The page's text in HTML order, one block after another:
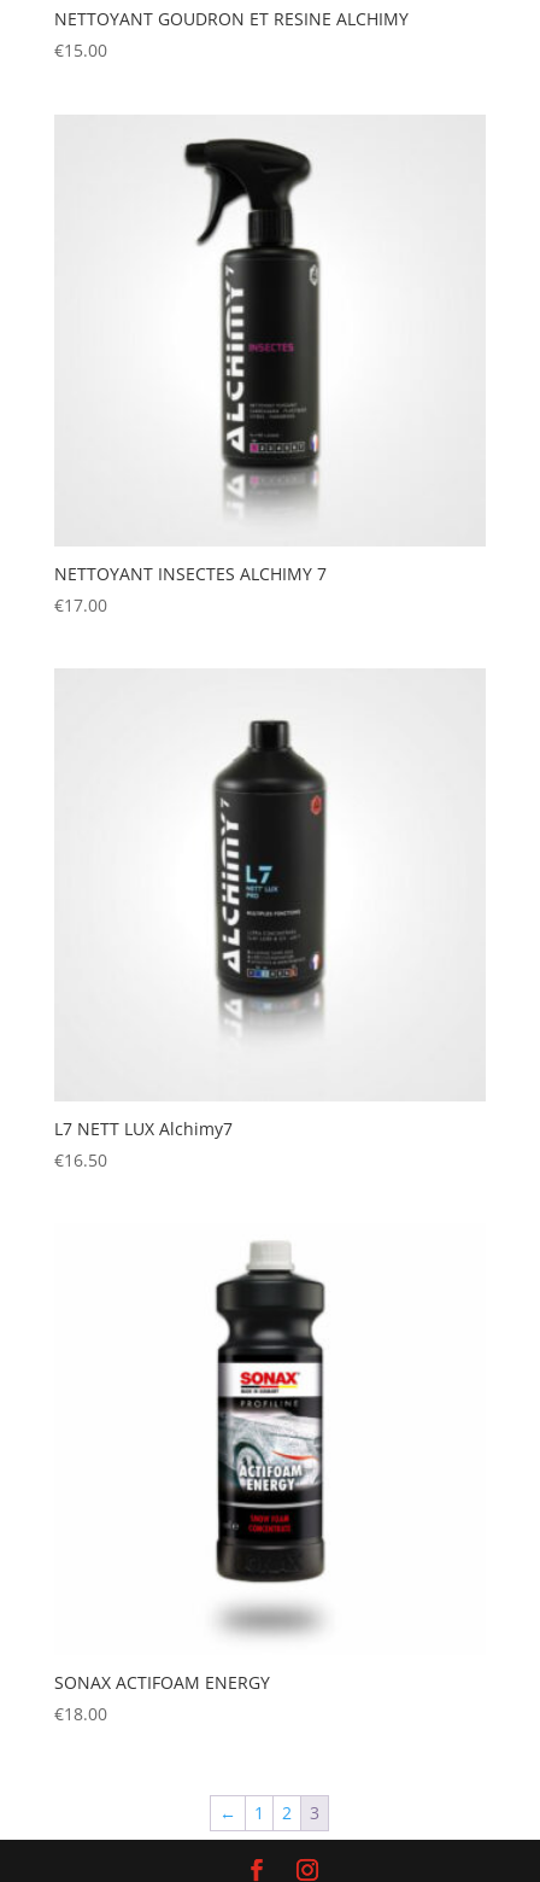
NETTOYANT GOUDRON ET RESINE ALCHIMY
€15.00
NETTOYANT INSECTES ALCHIMY 7
€17.00
L7 NETT LUX Alchimy7
€16.50
SONAX ACTIFOAM ENERGY
€18.00
← 1 2 3